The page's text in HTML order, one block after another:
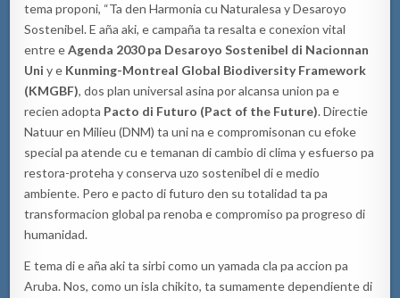
tema proponi, “Ta den Harmonia cu Naturalesa y Desaroyo
Sostenibel. E aña aki, e campaña ta resalta e conexion vital
entre eAgenda 2030 pa Desaroyo Sostenibel di Nacionnan
Uni y e Kunming-Montreal Global Biodiversity Framework
(KMGBF), dos plan universal asina por alcansa union pa e
recien adopta Pacto di Futuro (Pact of the Future). Directie
Natuur en Milieu (DNM) ta uni na e compromisonan cu efoke
special pa atende cu e temanan di cambio di clima y esfuerso pa
restora-proteha y conserva uzo sostenibel di e medio
ambiente. Pero e pacto di futuro den su totalidad ta pa
transformacion global pa renoba e compromiso pa progreso di
humanidad.
E tema di e aña aki ta sirbi como un yamada cla pa accion pa
Aruba. Nos, como un isla chikito, ta sumamente dependiente di